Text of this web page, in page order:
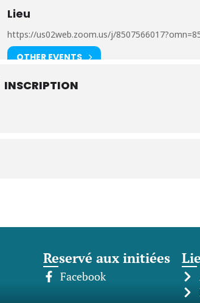
Lieu
https://us02web.zoom.us/j/
OTHER EVENTS
INSCRIPTION
Reservé aux initiées
Facebook